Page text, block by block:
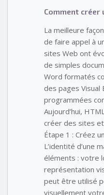
Comment créer
La meilleure
de faire appel à
sites Web ont
de simples
Word formatés
des pages Visual
programmées
Aujourd’hui,
créer des sites
Étape 1 : Créez
L’identité d’une
éléments : votre
représentation
peut être utilisé
visuellement